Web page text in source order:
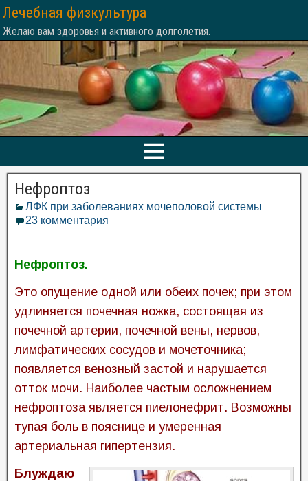
Лечебная физкультура
Желаю вам здоровья и активного долголетия.
Нефроптоз
ЛФК при заболеваниях мочеполовой системы
23 комментария
Нефроптоз.
Это опущение одной или обеих почек; при этом
удлиняется почечная ножка, состоящая из
почечной артерии, почечной вены, нервов,
лимфатических сосудов и мочеточника;
появляется венозный застой и нарушается
отток мочи. Наиболее частым осложнением
нефроптоза является пиелонефрит. Возможны
тупая боль в пояснице и умеренная
артериальная гипертензия.
Блуждаю